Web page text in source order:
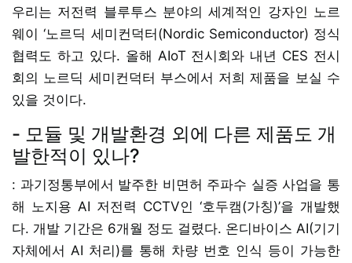
우리는 저전력 블루투스 분야의 세계적인 강자인 노르
웨이 ‘노르딕 세미컨덕터(Nordic Semiconductor) 정식
협력도 하고 있다. 올해 AIoT 전시회와 내년 CES 전시
회의 노르딕 세미컨덕터 부스에서 저희 제품을 보실 수
있을 것이다.
- 모듈 및 개발환경 외에 다른 제품도 개
발한적이 있나?
: 과기정통부에서 발주한 비면허 주파수 실증 사업을 통
해 노지용 AI 저전력 CCTV인 ‘호두캠(가칭)’을 개발했
다. 개발 기간은 6개월 정도 걸렸다. 온디바이스 AI(기기
자체에서 AI 처리)를 통해 차량 번호 인식 등이 가능한